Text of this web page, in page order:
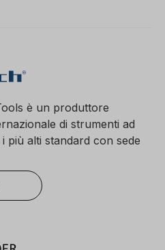
è un produttore
di strumenti ad
più alti standard con sede